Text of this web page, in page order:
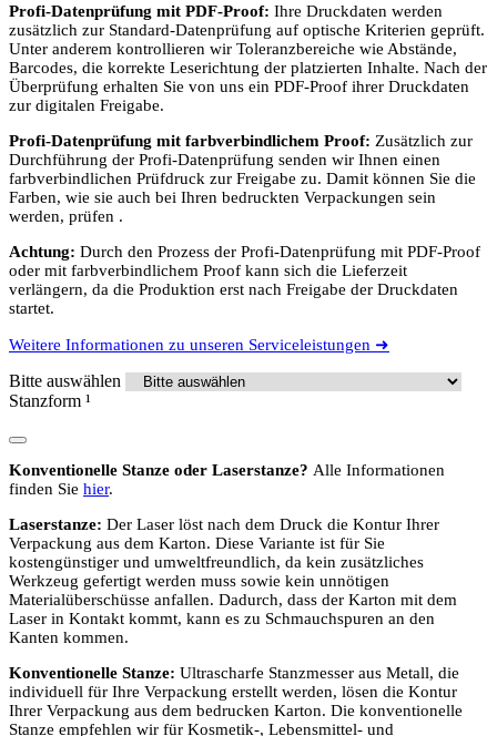
Profi-Datenprüfung mit PDF-Proof: Ihre Druckdaten werden
zusätzlich zur Standard-Datenprüfung auf optische Kriterien geprüft.
Unter anderem kontrollieren wir Toleranzbereiche wie Abstände,
Barcodes, die korrekte Leserichtung der platzierten Inhalte. Nach der
Überprüfung erhalten Sie von uns ein PDF-Proof ihrer Druckdaten
zur digitalen Freigabe.
Profi-Datenprüfung mit farbverbindlichem Proof: Zusätzlich zur
Durchführung der Profi-Datenprüfung senden wir Ihnen einen
farbverbindlichen Prüfdruck zur Freigabe zu. Damit können Sie die
Farben, wie sie auch bei Ihren bedruckten Verpackungen sein
werden, prüfen .
Achtung: Durch den Prozess der Profi-Datenprüfung mit PDF-Proof
oder mit farbverbindlichem Proof kann sich die Lieferzeit
verlängern, da die Produktion erst nach Freigabe der Druckdaten
startet.
Weitere Informationen zu unseren Serviceleistungen ➜
Bitte auswählen
Stanzform ¹
Konventionelle Stanze oder Laserstanze? Alle Informationen
finden Sie hier.
Laserstanze: Der Laser löst nach dem Druck die Kontur Ihrer
Verpackung aus dem Karton. Diese Variante ist für Sie
kostengünstiger und umweltfreundlich, da kein zusätzliches
Werkzeug gefertigt werden muss sowie kein unnötigen
Materialüberschüsse anfallen. Dadurch, dass der Karton mit dem
Laser in Kontakt kommt, kann es zu Schmauchspuren an den
Kanten kommen.
Konventionelle Stanze: Ultrascharfe Stanzmesser aus Metall, die
individuell für Ihre Verpackung erstellt werden, lösen die Kontur
Ihrer Verpackung aus dem bedrucken Karton. Die konventionelle
Stanze empfehlen wir für Kosmetik-, Lebensmittel- und